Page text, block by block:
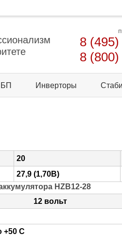
8 (495)
8 (800)
Инверторы
20
27,9 (1,70В)
HZB12-28
12 вольт
+50 C